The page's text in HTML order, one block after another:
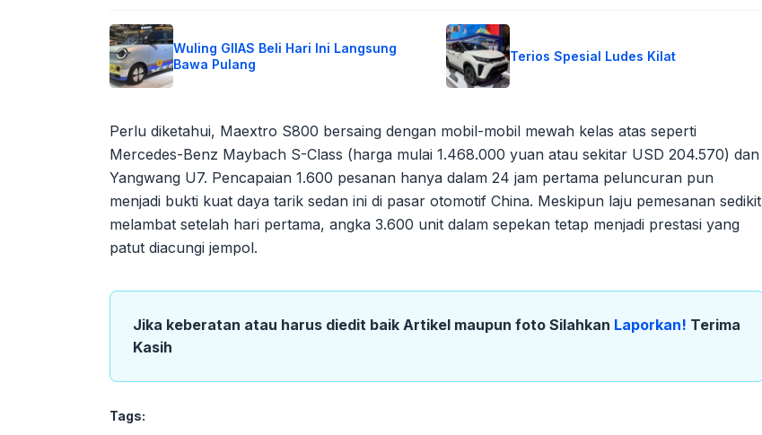
Wuling GIIAS Beli Hari Ini Langsung
Bawa Pulang
Terios Spesial Ludes Kilat
Perlu diketahui, Maextro S800 bersaing dengan mobil-mobil mewah kelas atas seperti
Mercedes-Benz Maybach S-Class (harga mulai 1.468.000 yuan atau sekitar USD 204.570) dan
Yangwang U7. Pencapaian 1.600 pesanan hanya dalam 24 jam pertama peluncuran pun
menjadi bukti kuat daya tarik sedan ini di pasar otomotif China. Meskipun laju pemesanan sedikit
melambat setelah hari pertama, angka 3.600 unit dalam sepekan tetap menjadi prestasi yang
patut diacungi jempol.
Jika keberatan atau harus diedit baik Artikel maupun foto Silahkan Laporkan! Terima
Kasih
Tags: